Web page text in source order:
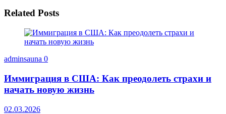
Related Posts
adminsauna 0
Иммиграция в США: Как преодолеть страхи и
начать новую жизнь
02.03.2026